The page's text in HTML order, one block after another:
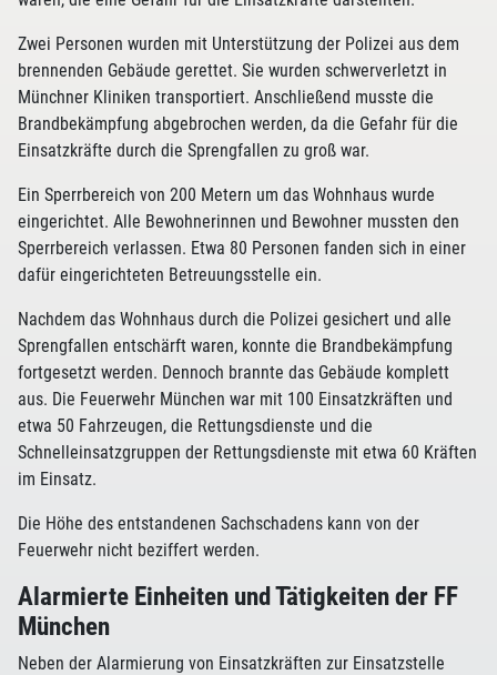
Zwei Personen wurden mit Unterstützung der Polizei aus dem
brennenden Gebäude gerettet. Sie wurden schwerverletzt in
Münchner Kliniken transportiert. Anschließend musste die
Brandbekämpfung abgebrochen werden, da die Gefahr für die
Einsatzkräfte durch die Sprengfallen zu groß war.
Ein Sperrbereich von 200 Metern um das Wohnhaus wurde
eingerichtet. Alle Bewohnerinnen und Bewohner mussten den
Sperrbereich verlassen. Etwa 80 Personen fanden sich in einer
dafür eingerichteten Betreuungsstelle ein.
Nachdem das Wohnhaus durch die Polizei gesichert und alle
Sprengfallen entschärft waren, konnte die Brandbekämpfung
fortgesetzt werden. Dennoch brannte das Gebäude komplett
aus. Die Feuerwehr München war mit 100 Einsatzkräften und
etwa 50 Fahrzeugen, die Rettungsdienste und die
Schnelleinsatzgruppen der Rettungsdienste mit etwa 60 Kräften
im Einsatz.
Die Höhe des entstandenen Sachschadens kann von der
Feuerwehr nicht beziffert werden.
Alarmierte Einheiten und Tätigkeiten der FF
München
Neben der Alarmierung von Einsatzkräften zur Einsatzstelle